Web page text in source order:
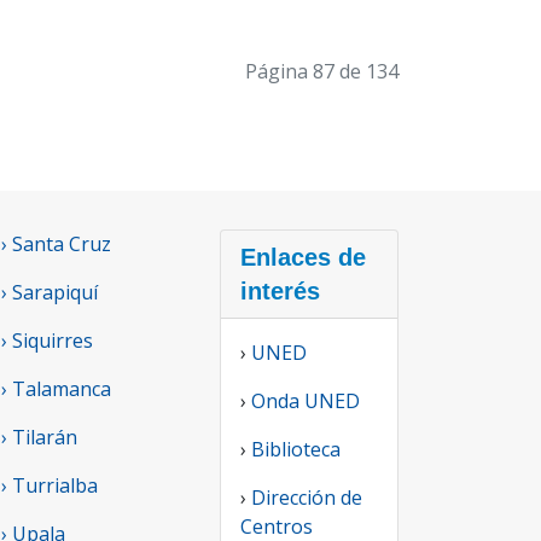
Página 87 de 134
› Santa Cruz
› Sarapiquí
› Siquirres
› Talamanca
› Tilarán
› Turrialba
› Upala
Enlaces de
interés
› UNED
› Onda UNED
› Biblioteca
› Dirección de
Centros